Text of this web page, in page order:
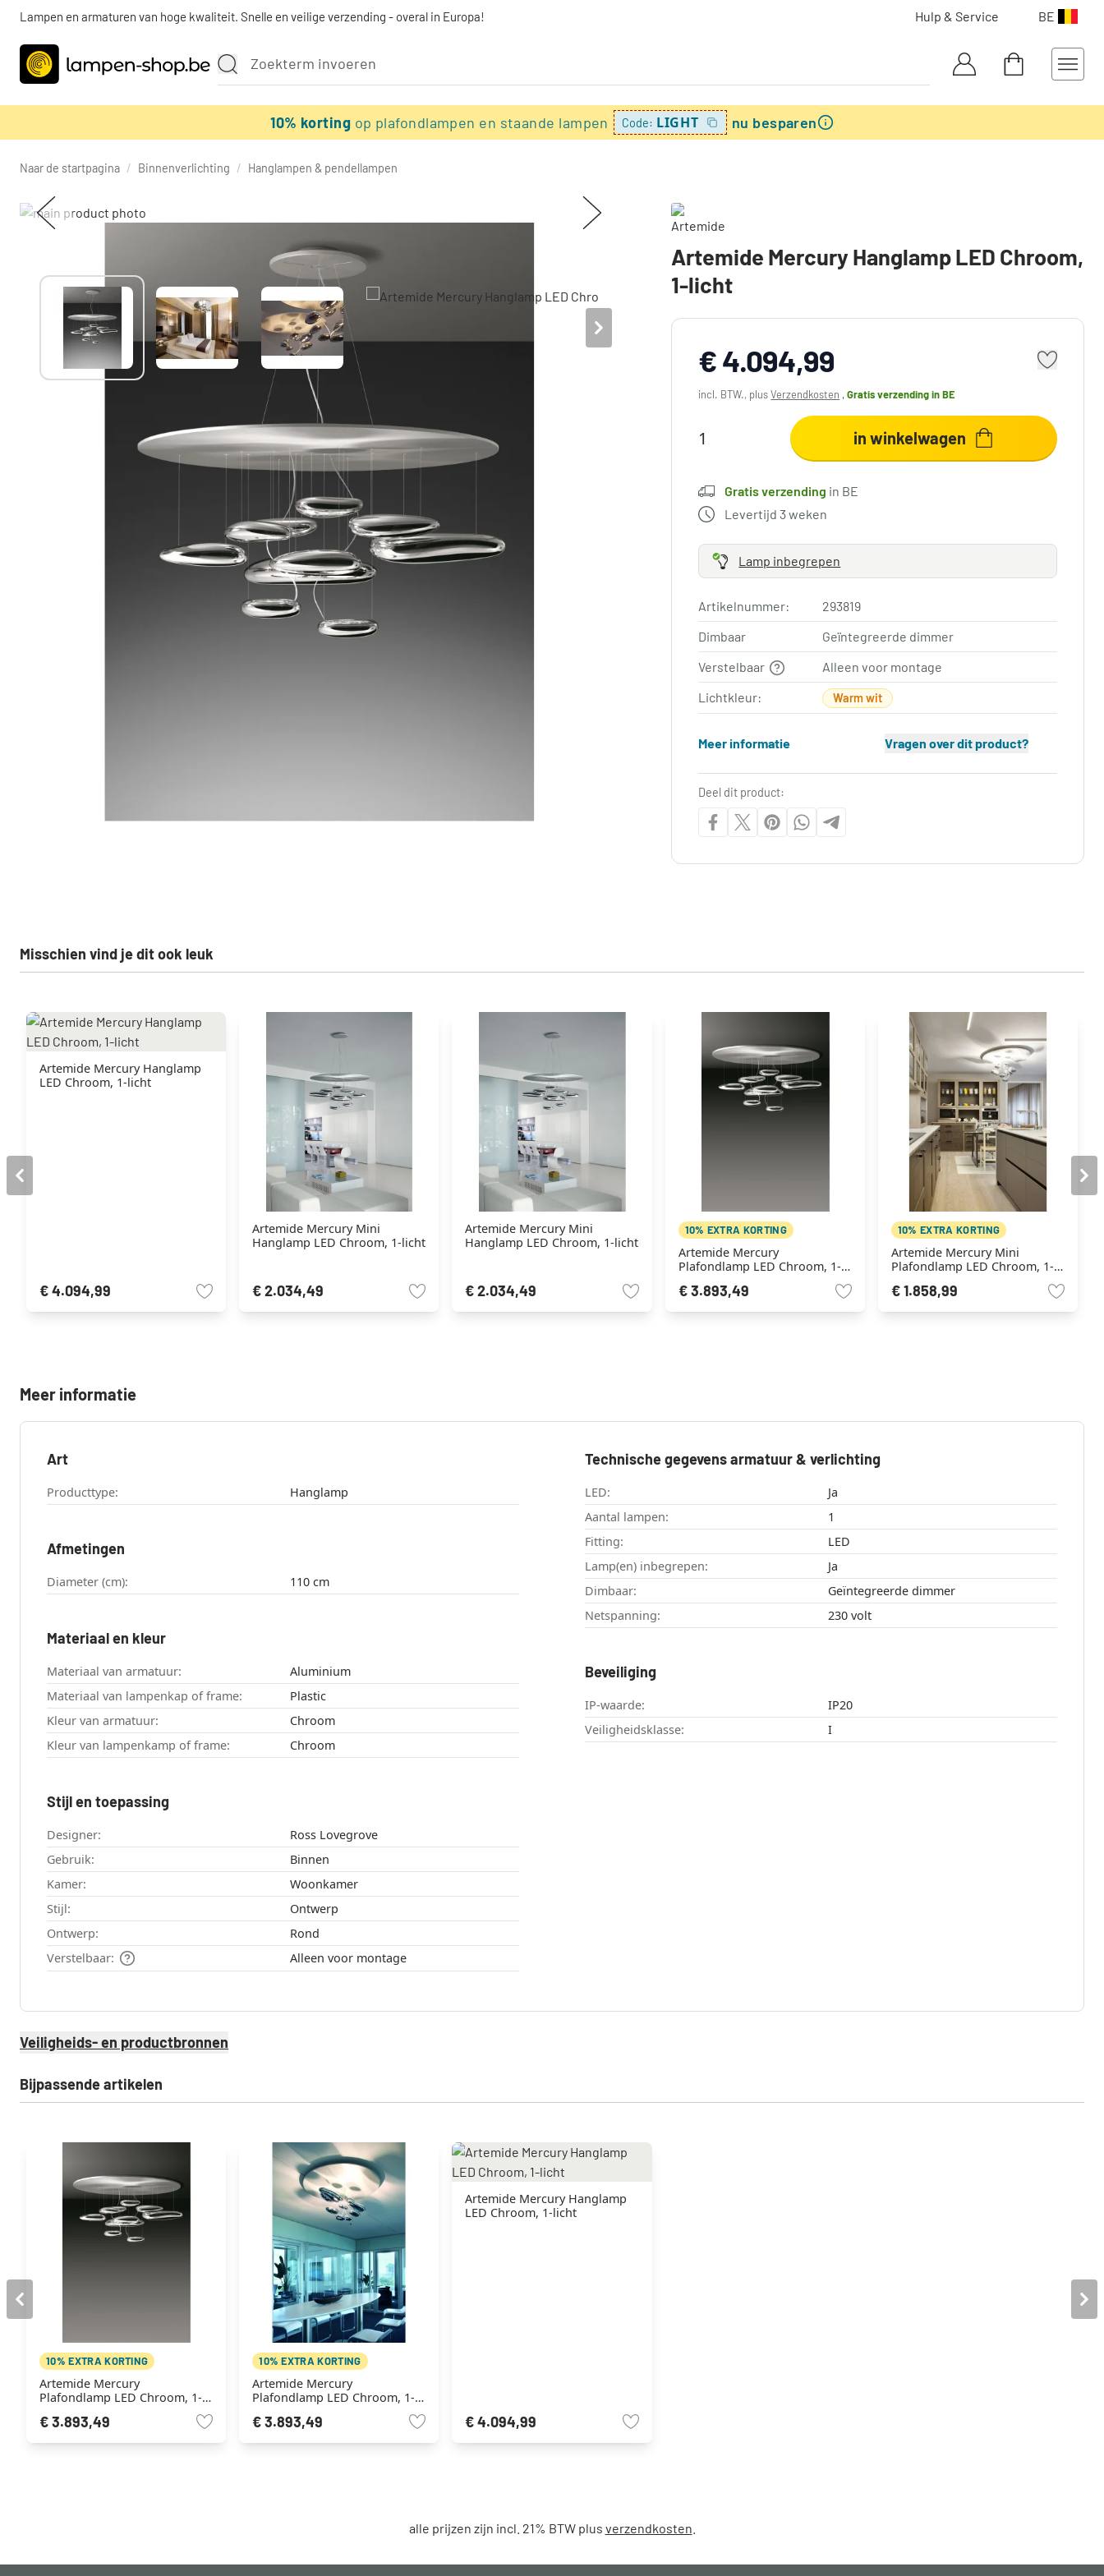
Lampen en armaturen van hoge kwaliteit. Snelle en veilige verzending - overal in Europa! Hulp & Service BE
10% korting op plafondlampen en staande lampen Code: LIGHT nu besparen
Naar de startpagina / Binnenverlichting / Hanglampen & pendellampen
Artemide Mercury Hanglamp LED Chroom,
1-licht
€ 4.094,99
incl. BTW., plusVerzendkosten ,Gratis verzendingin BE
in winkelwagen
Gratis verzending in BE
Levertijd 3 weken
Lamp inbegrepen
Artikelnummer:
293819
Dimbaar
Geïntegreerde dimmer
Verstelbaar
Alleen voor montage
Lichtkleur:
Warm wit
Meer informatie Vragen over dit product?
Deel dit product:
Misschien vind je dit ook leuk
Artemide Mercury Hanglamp
LED Chroom, 1-licht
€ 4.094,99
Artemide Mercury Mini
Hanglamp LED Chroom, 1-licht
€ 2.034,49
Artemide Mercury Mini
Hanglamp LED Chroom, 1-licht
€ 2.034,49
10% EXTRA KORTING
Artemide Mercury
Plafondlamp LED Chroom, 1-
€ 3.893,49
10% EXTRA KORTING
Artemide Mercury Mini
Plafondlamp LED Chroom, 1-
€ 1.858,99
Meer informatie
Art
Producttype: Hanglamp
Afmetingen
Diameter (cm): 110 cm
Materiaal en kleur
Materiaal van armatuur:
Aluminium
Materiaal van lampenkap of frame:
Plastic
Kleur van armatuur:
Chroom
Kleur van lampenkamp of frame:
Chroom
Stijl en toepassing
Designer:
Ross Lovegrove
Gebruik:
Binnen
Kamer:
Woonkamer
Stijl:
Ontwerp
Ontwerp:
Rond
Verstelbaar:
Alleen voor montage
Technische gegevens armatuur & verlichting
LED:
Ja
Aantal lampen:
1
Fitting:
LED
Lamp(en) inbegrepen:
Ja
Dimbaar:
Geïntegreerde dimmer
Netspanning:
230 volt
Beveiliging
IP-waarde:
IP20
Veiligheidsklasse:
I
Veiligheids- en productbronnen
Bijpassende artikelen
10% EXTRA KORTING
Artemide Mercury
Plafondlamp LED Chroom, 1-
€ 3.893,49
10% EXTRA KORTING
Artemide Mercury
Plafondlamp LED Chroom, 1-
€ 3.893,49
Artemide Mercury Hanglamp
LED Chroom, 1-licht
€ 4.094,99
alle prijzen zijn incl. 21% BTW plus verzendkosten